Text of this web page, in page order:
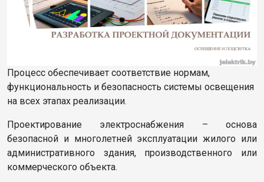
Процесс обеспечивает соответствие нормам,
функциональность и безопасность системы освещения
на всех этапах реализации.
Проектирование электроснабжения – основа
безопасной и многолетней эксплуатации жилого или
административного здания, производственного или
коммерческого объекта.